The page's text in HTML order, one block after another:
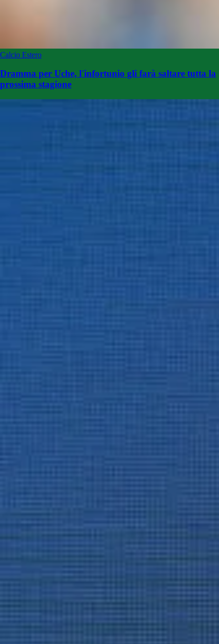
Calcio Estero
Dramma per Uche, l'infortunio gli farà saltare tutta la
prossima stagione